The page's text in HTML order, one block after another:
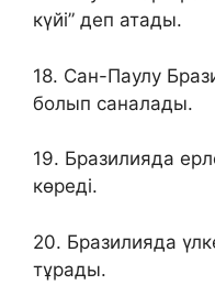
күйі” деп атады.
18. Сан-Паулу
болып саналады.
19. Бразилияда
көреді.
20. Бразилияда
тұрады.